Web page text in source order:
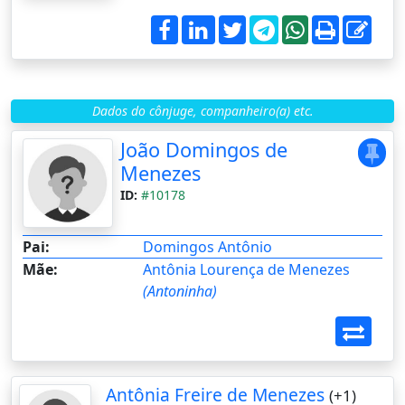
Dados do cônjuge, companheiro(a) etc.
João Domingos de
Menezes
ID: #10178
Pai:
Domingos Antônio
Mãe:
Antônia Lourença de Menezes
(Antoninha)
Antônia Freire de Menezes (+1)